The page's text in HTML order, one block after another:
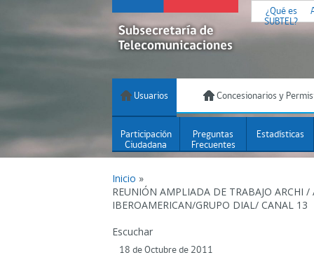
¿Qué es
SUBTEL?
Usuarios Concesionarios y
Participación
Ciudadana
Preguntas
Frecuentes
Estadísticas
Inicio »
REUNIÓN AMPLIADA DE TRABAJO ARCHI
IBEROAMERICAN/GRUPO DIAL/ CANAL 13
Escuchar
18 de Octubre de 2011